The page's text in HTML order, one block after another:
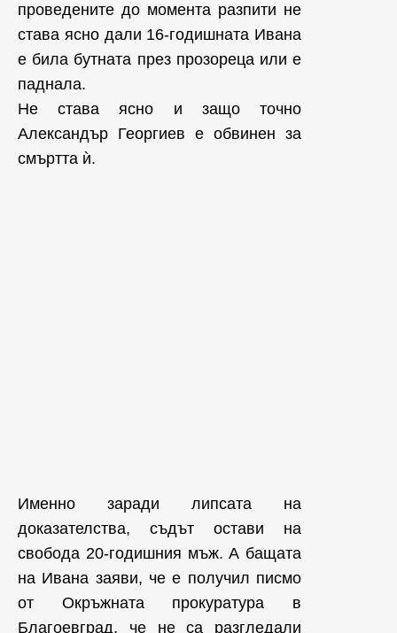
проведените до момента разпити не
става ясно дали 16-годишната Ивана
е била бутната през прозореца или е
паднала.
Не става ясно и защо точно
Александър Георгиев е обвинен за
смъртта ѝ.
Именно заради липсата на
доказателства, съдът остави на
свобода 20-годишния мъж. А бащата
на Ивана заяви, че е получил писмо
от Окръжната прокуратура в
Благоевград, че не са разгледали